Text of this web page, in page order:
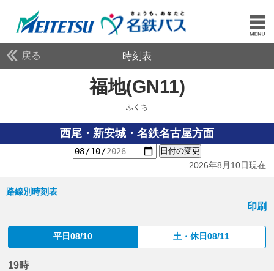
戻る 時刻表
福地(GN11)
ふくち
西尾・新安城・名鉄名古屋方面
日付の変更
2026年8月10日現在
路線別時刻表
印刷
平日08/10 土・休日08/11
19時